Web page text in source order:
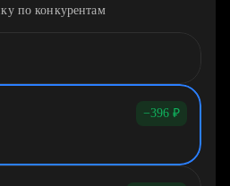
по конкурентам
−396 ₽